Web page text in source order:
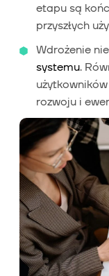
etapu są
przyszłych
Wdrożenie
systemu.
rozwoju i